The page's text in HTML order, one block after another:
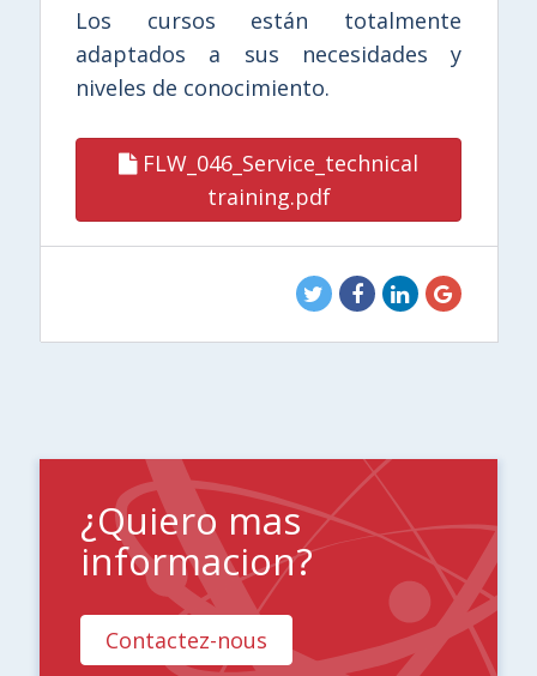
Los cursos están totalmente
adaptados a sus necesidades y
niveles de conocimiento.
FLW_046_Service_technical
training.pdf
¿Quiero mas
informacion?
Contactez-nous